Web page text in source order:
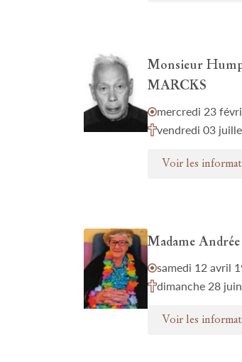
Monsieur
MARCKS
mercredi 23
vendredi 03
Voir les
Madame
samedi 12 avril
dimanche 28
Voir les